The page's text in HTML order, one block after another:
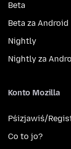
Beta
Beta za Android
Nightly
Nightly za
Konto Mozilla
Pśizjawiś/
Co to jo?